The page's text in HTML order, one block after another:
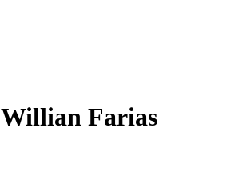
Willian Farias